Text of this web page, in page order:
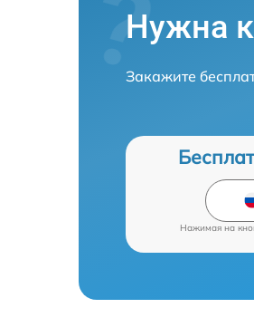
Нужна
Закажите
Нажимая на